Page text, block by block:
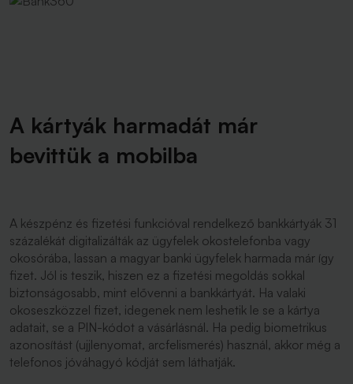
A kártyák harmadát már
bevittük a mobilba
A készpénz és fizetési funkcióval rendelkező bankkártyák 31
százalékát digitalizálták az ügyfelek okostelefonba vagy
okosórába, lassan a magyar banki ügyfelek harmada már így
fizet. Jól is teszik, hiszen ez a fizetési megoldás sokkal
biztonságosabb, mint elővenni a bankkártyát. Ha valaki
okoseszközzel fizet, idegenek nem leshetik le se a kártya
adatait, se a PIN-kódot a vásárlásnál. Ha pedig biometrikus
azonosítást (ujjlenyomat, arcfelismerés) használ, akkor még a
telefonos jóváhagyó kódját sem láthatják.